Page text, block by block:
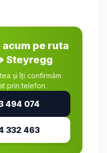
pe ruta
Steyregg
și îți confirmăm
prin telefon.
494 074
332 463